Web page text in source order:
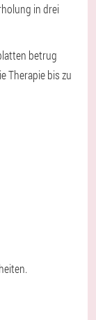
in drei
betrug
Therapie bis zu